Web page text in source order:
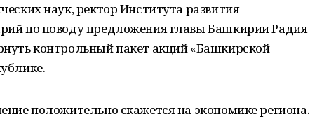
наук, ректор Института развития
по поводу предложения главы Башкирии Радия
контрольный пакет акций «Башкирской
положительно скажется на экономике региона.